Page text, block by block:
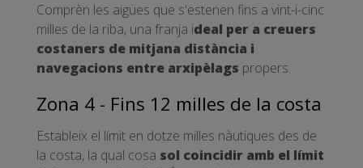
Comprèn les aigües que s'estenen fins a vint-i-cinc
milles de la riba, una franja ideal per a creuers
costaners de mitjana distància i
navegacions entre arxipèlags propers.
Zona 4 - Fins 12 milles de la costa
Estableix el límit en dotze milles nàutiques des de
la costa, la qual cosa sol coincidir amb el límit